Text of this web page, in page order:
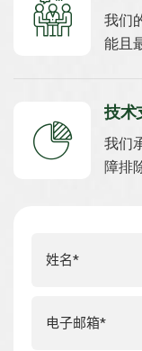
我们
能且
技术
我们
障排